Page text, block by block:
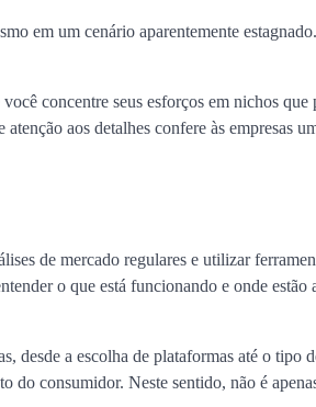
em um cenário aparentemente
concentre seus esforços em nichos que
aos detalhes confere às empresas
de mercado regulares e utilizar
o que está funcionando e onde estão
desde a escolha de plataformas até o tipo
consumidor. Neste sentido, não é